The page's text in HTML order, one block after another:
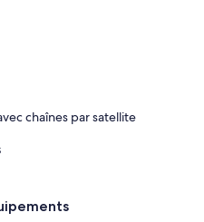
chaînes par satellite